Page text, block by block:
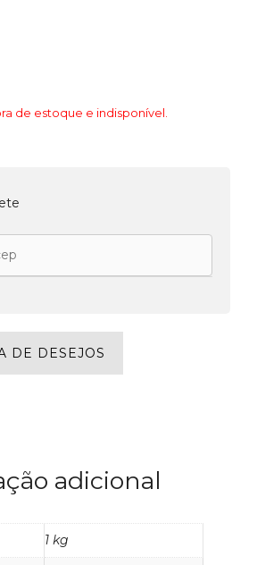
de estoque e indisponível.
DE DESEJOS
adicional
1 kg